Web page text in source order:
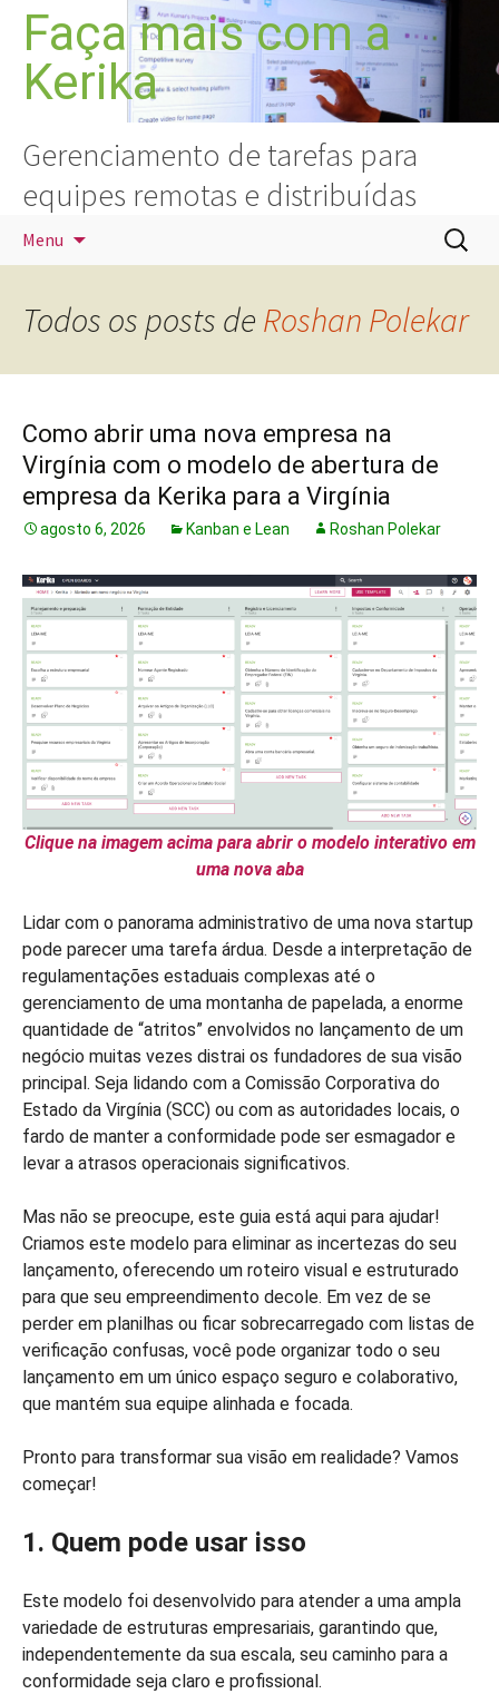
Pular
para
conteúdo
Faça mais com a
Kerika
Gerenciamento de tarefas para
equipes remotas e distribuídas
Menu
por:
Todos os posts de Roshan Polekar
Como abrir uma nova empresa na
Virgínia com o modelo de abertura de
empresa da Kerika para a Virgínia
agosto 6, 2026 Kanban e Lean Roshan Polekar
Clique na imagem acima para abrir o modelo interativo em
uma nova aba
Lidar com o panorama administrativo de uma nova startup
pode parecer uma tarefa árdua. Desde a interpretação de
regulamentações estaduais complexas até o
gerenciamento de uma montanha de papelada, a enorme
quantidade de “atritos” envolvidos no lançamento de um
negócio muitas vezes distrai os fundadores de sua visão
principal. Seja lidando com a Comissão Corporativa do
Estado da Virgínia (SCC) ou com as autoridades locais, o
fardo de manter a conformidade pode ser esmagador e
levar a atrasos operacionais significativos.
Mas não se preocupe, este guia está aqui para ajudar!
Criamos este modelo para eliminar as incertezas do seu
lançamento, oferecendo um roteiro visual e estruturado
para que seu empreendimento decole. Em vez de se
perder em planilhas ou ficar sobrecarregado com listas de
verificação confusas, você pode organizar todo o seu
lançamento em um único espaço seguro e colaborativo,
que mantém sua equipe alinhada e focada.
Pronto para transformar sua visão em realidade? Vamos
começar!
1. Quem pode usar isso
Este modelo foi desenvolvido para atender a uma ampla
variedade de estruturas empresariais, garantindo que,
independentemente da sua escala, seu caminho para a
conformidade seja claro e profissional.